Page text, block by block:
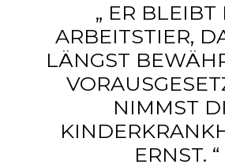
„ ER BLEIBT
ARBEITSTIER,
LÄNGST
NIMMST
ERNST. “